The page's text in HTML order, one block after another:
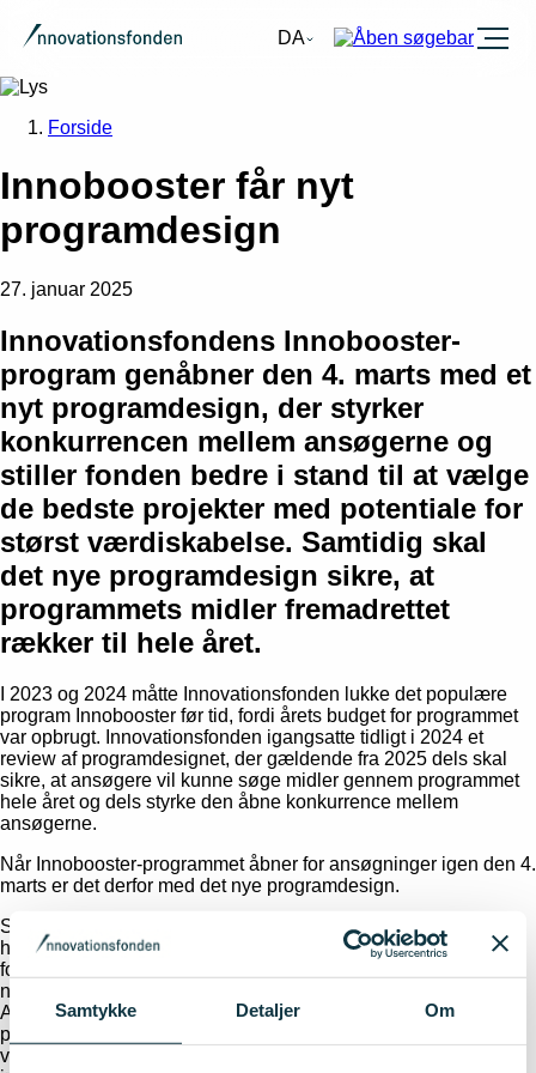
Samtykke Detaljer Om
DA Burger
Forside
Innobooster får nyt
programdesign
27. januar 2025
Innovationsfondens Innobooster-
program genåbner den 4. marts med et
nyt programdesign, der styrker
konkurrencen mellem ansøgerne og
stiller fonden bedre i stand til at vælge
de bedste projekter med potentiale for
størst værdiskabelse. Samtidig skal
det nye programdesign sikre, at
programmets midler fremadrettet
rækker til hele året.
I 2023 og 2024 måtte Innovationsfonden lukke det populære
program Innobooster før tid, fordi årets budget for programmet
var opbrugt. Innovationsfonden igangsatte tidligt i 2024 et
review af programdesignet, der gældende fra 2025 dels skal
sikre, at ansøgere vil kunne søge midler gennem programmet
hele året og dels styrke den åbne konkurrence mellem
ansøgerne.
Når Innobooster-programmet åbner for ansøgninger igen den 4.
marts er det derfor med det nye programdesign.
Som det eneste program i Innovationsfonden har Innobooster
hidtil haft løbende ansøgning året rundt. Den største
forandringer ved det nye programdesign er, at ansøgningerne
nu bliver vurderet i puljer afhængig af ansøgningsdatoen.
Ansøgerne kan dog fortsat indsende deres ansøgning, når det
passer i virksomhedens planer, men ansøgningen bliver
vurderet op imod kvaliteten af de øvrige ansøgninger, der er